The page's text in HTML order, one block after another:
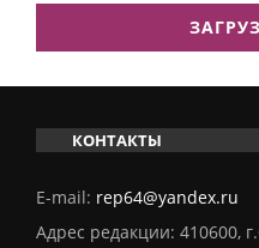
КОНТАКТЫ
E-mail: rep64@yandex.ru
Адрес редакции: 410600,